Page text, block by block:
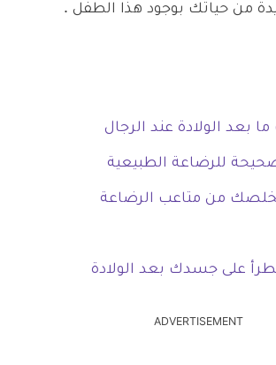
من حياتك بوجود هذا الطفل .
ما بعد الولادة عند الرجال
للرضاعة الطبيعية
تخلصك من متاعب الرضاعة
ADVERTISEMENT